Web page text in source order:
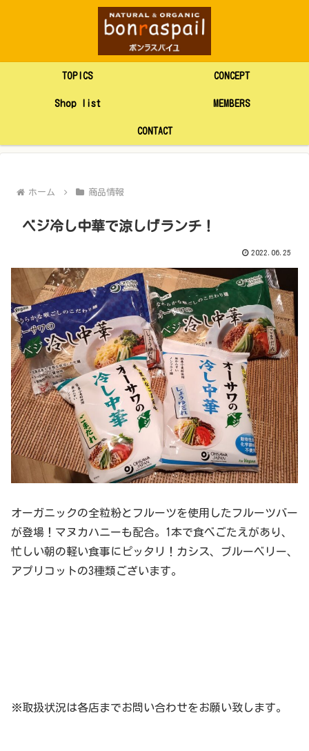
TOPICS CONCEPT
Shop list MEMBERS
CONTACT
ホーム 商品情報
ベジ冷し中華で涼しげランチ！
2022.06.25
オーガニックの全粒粉とフルーツを使用したフルーツバー
が登場！マヌカハニーも配合。1本で食べごたえがあり、
忙しい朝の軽い食事にピッタリ！カシス、ブルーベリー、
アプリコットの3種類ございます。
※取扱状況は各店までお問い合わせをお願い致します。